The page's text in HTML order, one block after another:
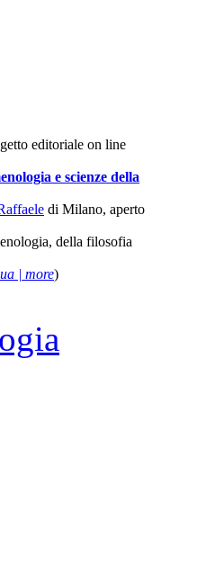
editoriale on line
e scienze della
di Milano, aperto
della filosofia
| more)